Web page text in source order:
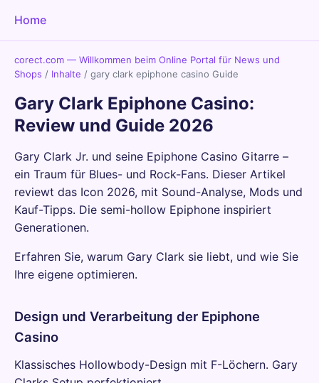
Home
corect.com — Willkommen beim Online Portal für News und
Shops / Inhalte / gary clark epiphone casino Guide
Gary Clark Epiphone Casino:
Review und Guide 2026
Gary Clark Jr. und seine Epiphone Casino Gitarre –
ein Traum für Blues- und Rock-Fans. Dieser Artikel
reviewt das Icon 2026, mit Sound-Analyse, Mods und
Kauf-Tipps. Die semi-hollow Epiphone inspiriert
Generationen.
Erfahren Sie, warum Gary Clark sie liebt, und wie Sie
Ihre eigene optimieren.
Design und Verarbeitung der Epiphone
Casino
Klassisches Hollowbody-Design mit F-Löchern. Gary